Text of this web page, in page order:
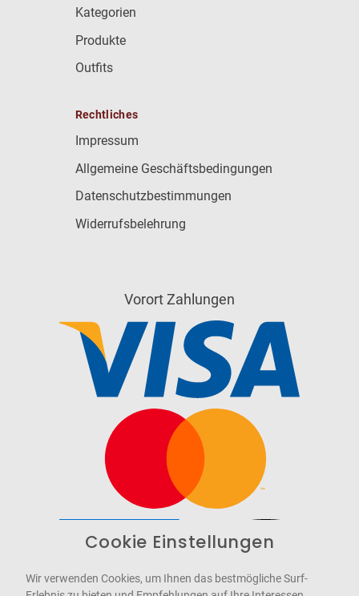
Kategorien
Produkte
Outfits
Rechtliches
Impressum
Allgemeine Geschäftsbedingungen
Datenschutzbestimmungen
Widerrufsbelehrung
Vorort Zahlungen
WCAG-2.1-AA
Cookie Einstellungen
Wir verwenden Cookies, um Ihnen das bestmögliche Surf-